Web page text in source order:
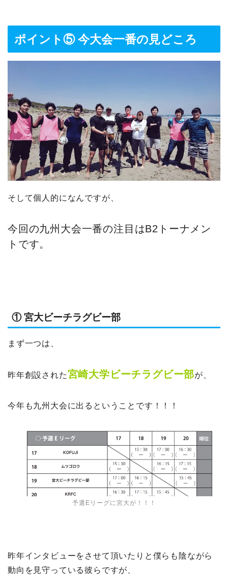
ポイント⑤ 今大会一番の見どころ
そして個人的になんですが、
今回の九州大会一番の注目はB2トーナメン
トです。
① 宮大ビーチラグビー部
まず一つは、
昨年創設された宮崎大学ビーチラグビー部が、
今年も九州大会に出るということです！！！
予選Eリーグに宮大が！！！
昨年インタビューをさせて頂いたりと僕らも陰ながら
動向を見守っている彼らですが、